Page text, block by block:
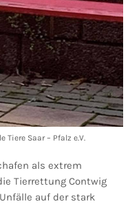
Tiere Saar – Pfalz e.V.
als extrem
Tierrettung Contwig
auf der stark